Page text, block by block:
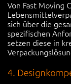
Von Fast Moving
sich über die
spezifischen
setzen diese in
4.